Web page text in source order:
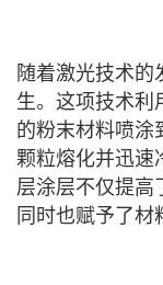
随着激光技术的
生。这项技术
的粉末材料喷涂
颗粒熔化并迅速
层涂层不仅提高
同时也赋予了材